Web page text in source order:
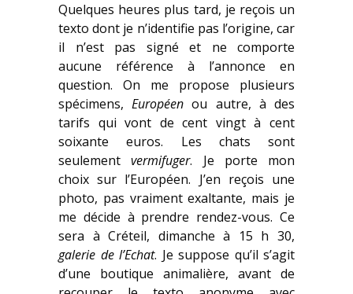
Quelques heures plus tard, je reçois un
texto dont je n’identifie pas l’origine, car
il n’est pas signé et ne comporte
aucune référence à l’annonce en
question. On me propose plusieurs
spécimens,Européen ou autre, à des
tarifs qui vont de cent vingt à cent
soixante euros. Les chats sont
seulementvermifuger. Je porte mon
choix sur l’Européen. J’en reçois une
photo, pas vraiment exaltante, mais je
me décide à prendre rendez-vous. Ce
sera à Créteil, dimanche à 15 h 30,
galerie de l’Echat. Je suppose qu’il s’agit
d’une boutique animalière, avant de